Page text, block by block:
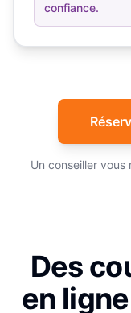
confiance.
Un conseiller
Des
en